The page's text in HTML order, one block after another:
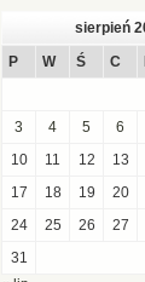
sierpień
P
W Ś C
3
4 5 6
10
11 12 13
17
18 19 20
24
25 26 27
31